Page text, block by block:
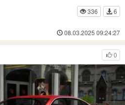
336
6
08.03.2025 09:24:27
0